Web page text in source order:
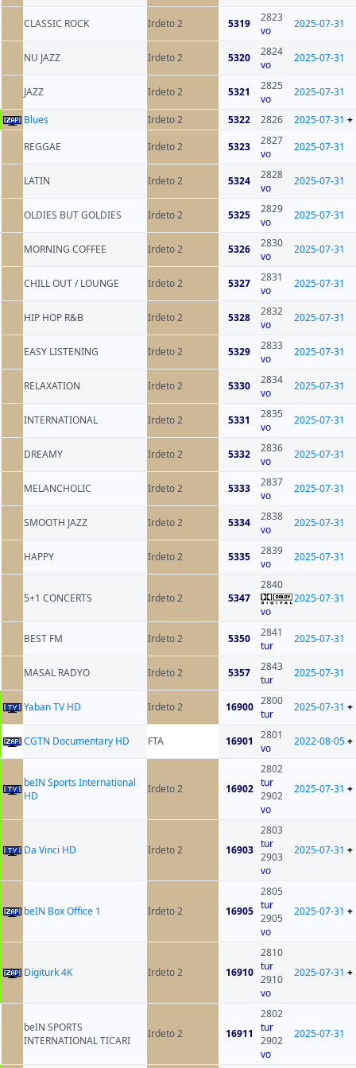
CLASSIC ROCK
Irdeto 2 5319
2823
vo
2025-07-31
NU JAZZ Irdeto 2 5320
2824
vo
2025-07-31
JAZZ Irdeto 2 5321
2825
vo
2025-07-31
Blues Irdeto 2 5322 2826 2025-07-31 +
REGGAE
Irdeto 2 5323
2827
vo
2025-07-31
LATIN Irdeto 2 5324
2828
vo
2025-07-31
OLDIES BUT GOLDIES Irdeto 2 5325
2829
vo
2025-07-31
MORNING COFFEE Irdeto 2 5326
2830
vo
2025-07-31
CHILL OUT / LOUNGE Irdeto 2 5327
2831
vo
2025-07-31
HIP HOP R&B Irdeto 2 5328
2832
vo
2025-07-31
EASY LISTENING Irdeto 2 5329
2833
vo
2025-07-31
RELAXATION Irdeto 2 5330
2834
vo
2025-07-31
INTERNATIONAL Irdeto 2 5331
2835
vo
2025-07-31
DREAMY Irdeto 2 5332
2836
vo
2025-07-31
MELANCHOLIC Irdeto 2 5333
2837
vo
2025-07-31
SMOOTH JAZZ Irdeto 2 5334
2838
vo
2025-07-31
HAPPY Irdeto 2 5335
2839
vo
2025-07-31
5+1 CONCERTS Irdeto 2 5347
2840
vo
2025-07-31
BEST FM Irdeto 2 5350
2841
tur
2025-07-31
MASAL RADYO Irdeto 2 5357
2843
tur
2025-07-31
Yaban TV HD Irdeto 2 16900 2800
tur
2025-07-31 +
CGTN Documentary HD FTA 16901
2801
vo
2022-08-05+
beIN Sports International
HD
Irdeto 2 16902
2802
tur
2902
vo
2025-07-31 +
Da Vinci HD Irdeto 2 16903
2803
tur
2903
vo
2025-07-31 +
beIN Box Office 1 Irdeto 2 16905
2805
tur
2905
vo
2025-07-31 +
Digiturk 4K Irdeto 2 16910
2810
tur
2910
vo
2025-07-31 +
beIN SPORTS
INTERNATIONAL TICARI
Irdeto 2 16911
2802
tur
2902
vo
2025-07-31